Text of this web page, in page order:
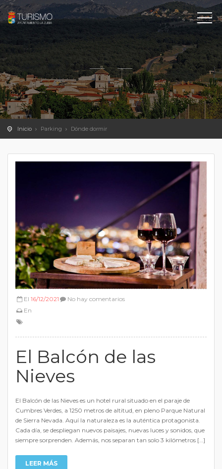
Inicio Parking Dónde dormir
El 16/12/2021
En
No hay comentarios
El Balcón de las
Nieves
El Balcón de las Nieves es un hotel rural situado en el paraje de
Cumbres Verdes, a 1250 metros de altitud, en pleno Parque Natural
de Sierra Nevada. Aquí la naturaleza es la auténtica protagonista.
Cada día, se despliegan nuevos paisajes, nuevas luces y sonidos, que
siempre sorprenden. Además, nos separan tan solo 3 kilómetros […]
LEER MÁS